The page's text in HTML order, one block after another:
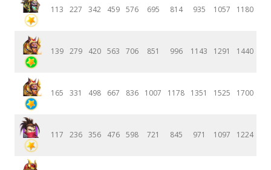
113 227 342 459 576 695 814 935 1057 1180
139 279 420 563 706 851 996 1143 1291 1440
165 331 498 667 836 1007 1178 1351 1525 1700
117 236 356 476 598 721 845 971 1097 1224